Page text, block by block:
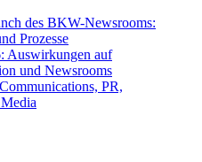
des BKW-Newsrooms:
Prozesse
Auswirkungen auf
und Newsrooms
PR,